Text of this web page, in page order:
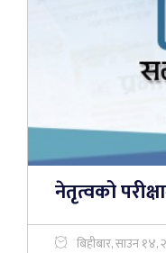
नेतृत्वको
बिहीबार, साउन १४,